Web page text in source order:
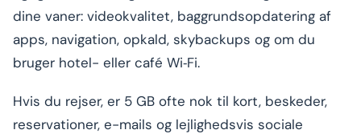
dine vaner: videokvalitet, baggrundsopdatering af
apps, navigation, opkald, skybackups og om du
bruger hotel- eller café Wi‑Fi.
Hvis du rejser, er 5 GB ofte nok til kort, beskeder,
reservationer, e-mails og lejlighedsvis sociale